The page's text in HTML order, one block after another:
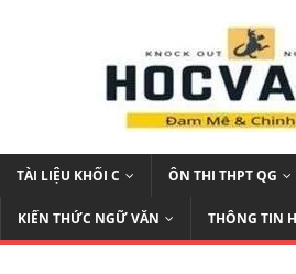
TÀI LIỆU KHỐI C ÔN THI THPT QG
KIẾN THỨC NGỮ VĂN THÔNG TIN